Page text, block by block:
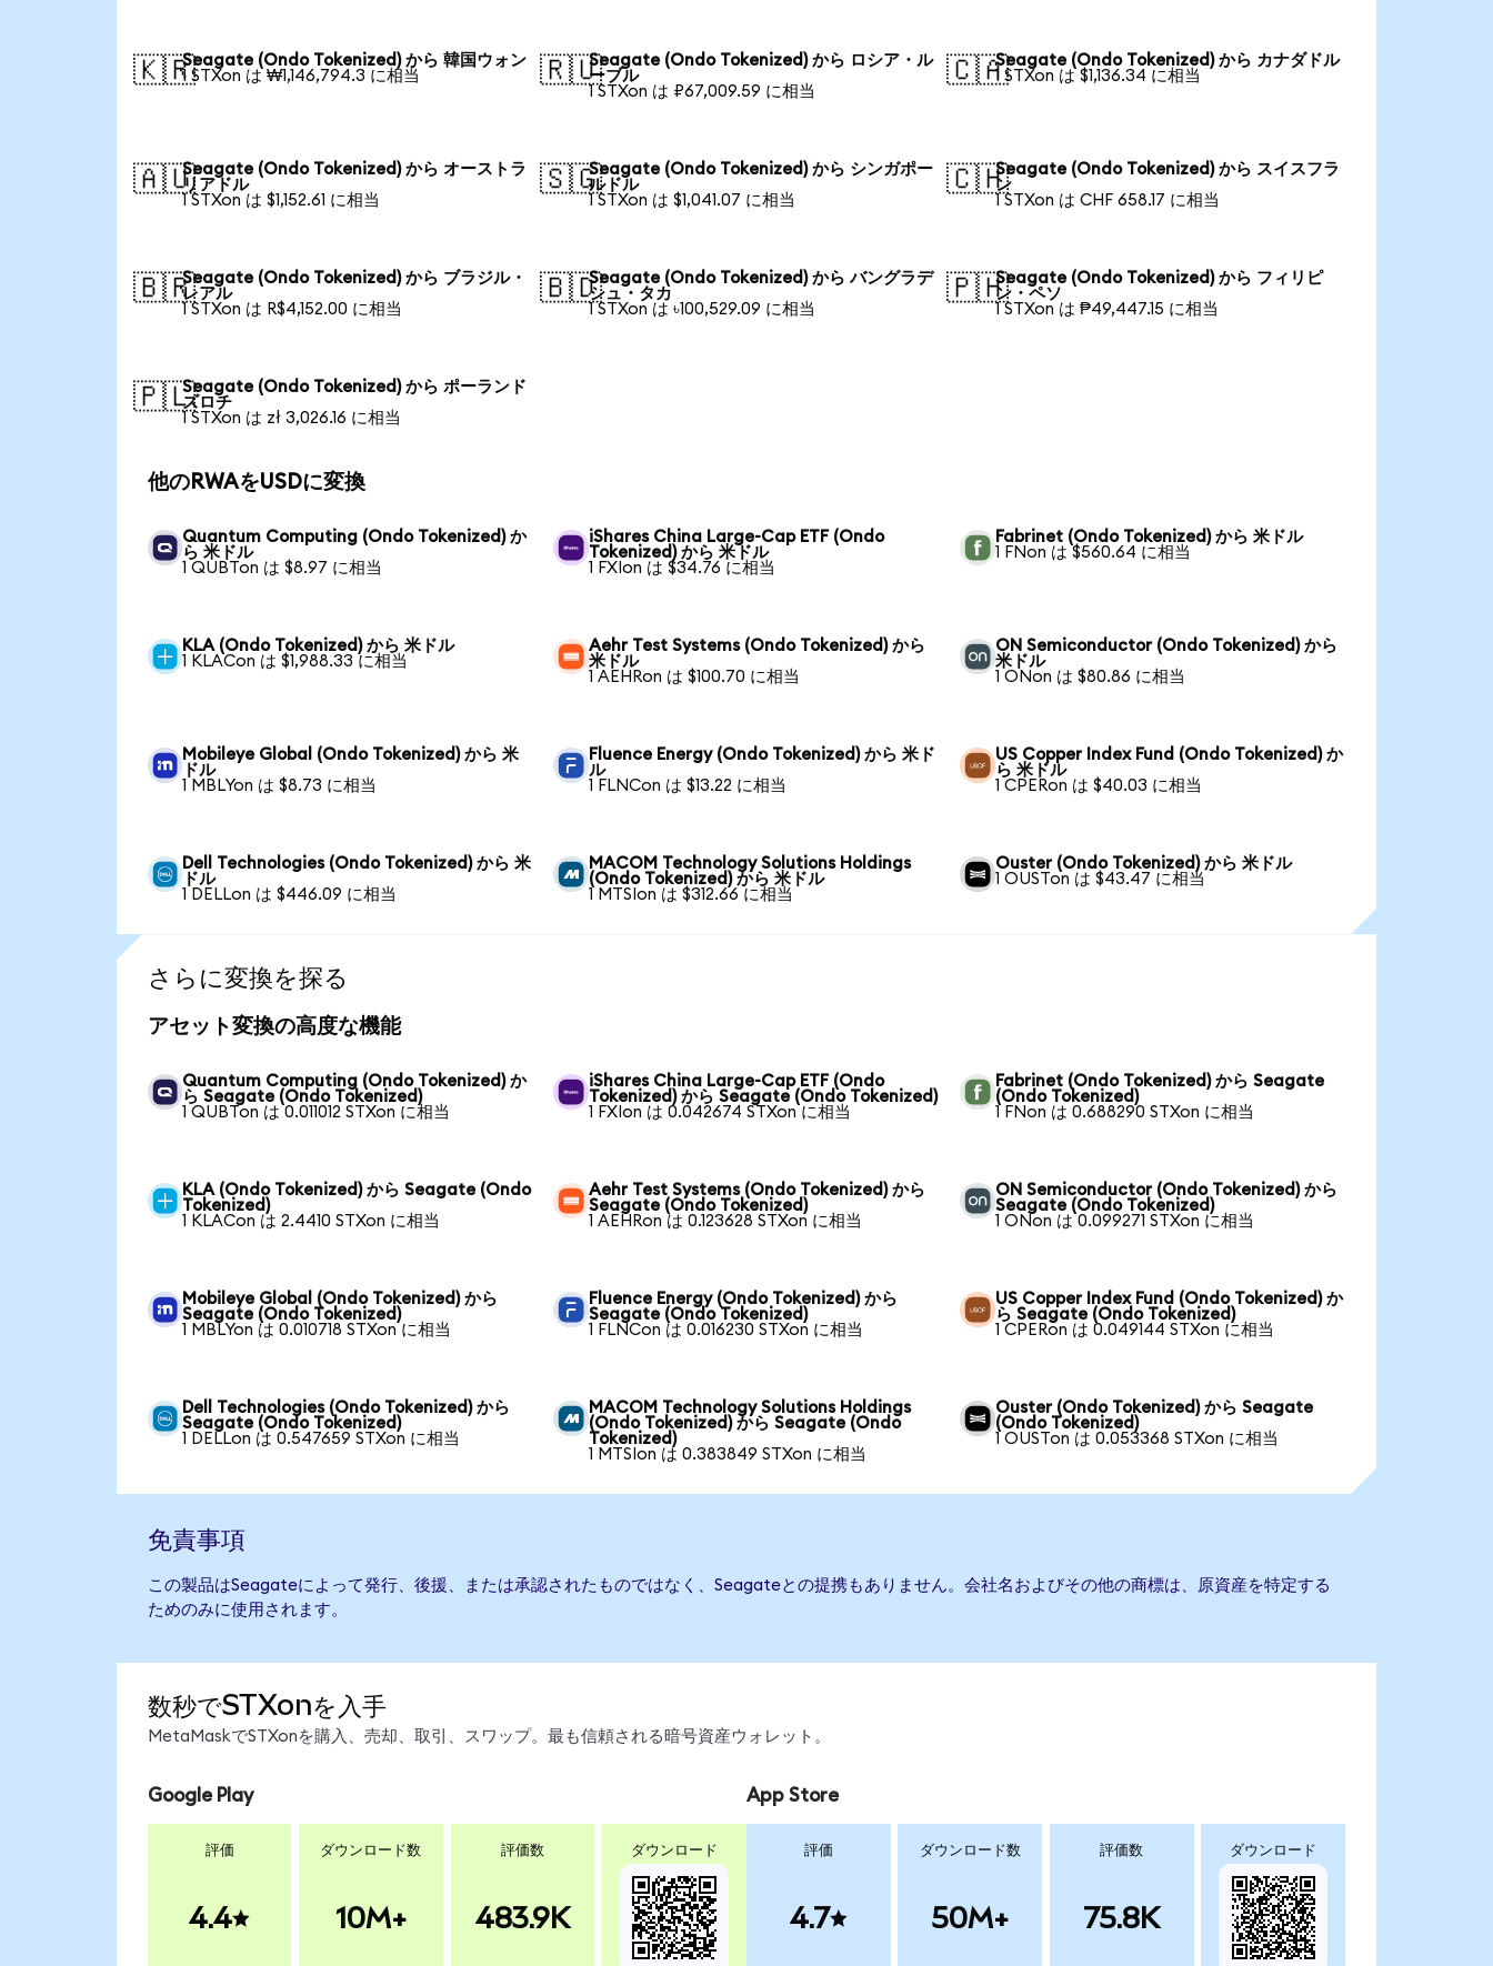
🇰🇷Seagate (Ondo Tokenized) から 韓国ウォン
1 STXon は ₩1,146,794.3 に相当
🇷🇺Seagate (Ondo Tokenized) から ロシア・ル
ーブル
1 STXon は ₽67,009.59 に相当
🇨🇦Seagate (Ondo Tokenized) から カナダドル
1 STXon は $1,136.34 に相当
🇦🇺Seagate (Ondo Tokenized) から オーストラ
リアドル
1 STXon は $1,152.61 に相当
🇸🇬Seagate (Ondo Tokenized) から シンガポー
ルドル
1 STXon は $1,041.07 に相当
🇨🇭Seagate (Ondo Tokenized) から スイスフラ
ン
1 STXon は CHF 658.17 に相当
🇧🇷Seagate (Ondo Tokenized) から ブラジル・
レアル
1 STXon は R$4,152.00 に相当
🇧🇩Seagate (Ondo Tokenized) から バングラデ
シュ・タカ
1 STXon は ৳100,529.09 に相当
🇵🇭Seagate (Ondo Tokenized) から フィリピ
ン・ペソ
1 STXon は ₱49,447.15 に相当
🇵🇱Seagate (Ondo Tokenized) から ポーランド
ズロチ
1 STXon は zł 3,026.16 に相当
他のRWAをUSDに変換
Quantum Computing (Ondo Tokenized) か
ら 米ドル
1 QUBTon は $8.97 に相当
iShares China Large-Cap ETF (Ondo
Tokenized) から 米ドル
1 FXIon は $34.76 に相当
Fabrinet (Ondo Tokenized) から 米ドル
1 FNon は $560.64 に相当
KLA (Ondo Tokenized) から 米ドル
1 KLACon は $1,988.33 に相当
Aehr Test Systems (Ondo Tokenized) から
米ドル
1 AEHRon は $100.70 に相当
ON Semiconductor (Ondo Tokenized) から
米ドル
1 ONon は $80.86 に相当
Mobileye Global (Ondo Tokenized) から 米
ドル
1 MBLYon は $8.73 に相当
Fluence Energy (Ondo Tokenized) から 米ド
ル
1 FLNCon は $13.22 に相当
US Copper Index Fund (Ondo Tokenized) か
ら 米ドル
1 CPERon は $40.03 に相当
Dell Technologies (Ondo Tokenized) から 米
ドル
1 DELLon は $446.09 に相当
MACOM Technology Solutions Holdings
(Ondo Tokenized) から 米ドル
1 MTSIon は $312.66 に相当
Ouster (Ondo Tokenized) から 米ドル
1 OUSTon は $43.47 に相当
さらに変換を探る
アセット変換の高度な機能
Quantum Computing (Ondo Tokenized) か
ら Seagate (Ondo Tokenized)
1 QUBTon は 0.011012 STXon に相当
iShares China Large-Cap ETF (Ondo
Tokenized) から Seagate (Ondo Tokenized)
1 FXIon は 0.042674 STXon に相当
Fabrinet (Ondo Tokenized) から Seagate
(Ondo Tokenized)
1 FNon は 0.688290 STXon に相当
KLA (Ondo Tokenized) から Seagate (Ondo
Tokenized)
1 KLACon は 2.4410 STXon に相当
Aehr Test Systems (Ondo Tokenized) から
Seagate (Ondo Tokenized)
1 AEHRon は 0.123628 STXon に相当
ON Semiconductor (Ondo Tokenized) から
Seagate (Ondo Tokenized)
1 ONon は 0.099271 STXon に相当
Mobileye Global (Ondo Tokenized) から
Seagate (Ondo Tokenized)
1 MBLYon は 0.010718 STXon に相当
Fluence Energy (Ondo Tokenized) から
Seagate (Ondo Tokenized)
1 FLNCon は 0.016230 STXon に相当
US Copper Index Fund (Ondo Tokenized) か
ら Seagate (Ondo Tokenized)
1 CPERon は 0.049144 STXon に相当
Dell Technologies (Ondo Tokenized) から
Seagate (Ondo Tokenized)
1 DELLon は 0.547659 STXon に相当
MACOM Technology Solutions Holdings
(Ondo Tokenized) から Seagate (Ondo
Tokenized)
1 MTSIon は 0.383849 STXon に相当
Ouster (Ondo Tokenized) から Seagate
(Ondo Tokenized)
1 OUSTon は 0.053368 STXon に相当
免責事項
この製品はSeagateによって発行、後援、または承認されたものではなく、Seagateとの提携もありません。会社名およびその他の商標は、原資産を特定する
ためのみに使用されます。
数秒でSTXonを入手
MetaMaskでSTXonを購入、売却、取引、スワップ。最も信頼される暗号資産ウォレット。
Google Play
評価
4.4
ダウンロード数
10M+
評価数
483.9K
ダウンロード
App Store
評価
4.7
ダウンロード数
50M+
評価数
75.8K
ダウンロード